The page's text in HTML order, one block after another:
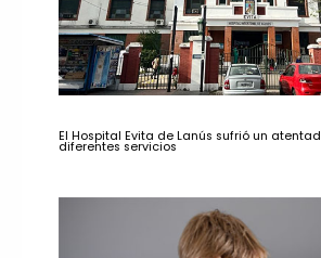
El Hospital Evita de Lanús sufrió un
diferentes servicios